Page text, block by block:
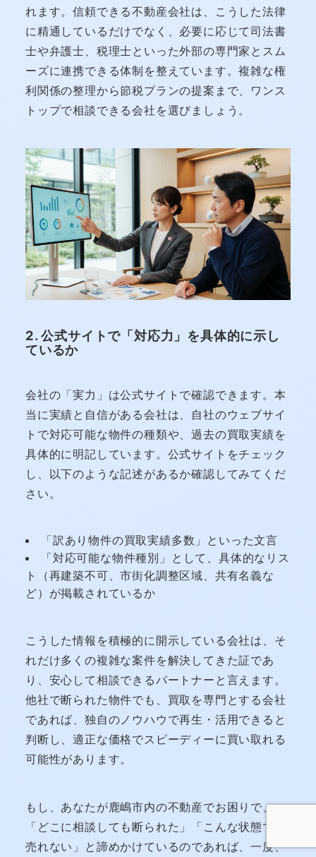
れます。信頼できる不動産会社は、こうした法律
に精通しているだけでなく、必要に応じて司法書
士や弁護士、税理士といった外部の専門家とスム
ーズに連携できる体制を整えています。複雑な権
利関係の整理から節税プランの提案まで、ワンス
トップで相談できる会社を選びましょう。
2. 公式サイトで「対応力」を具体的に示し
ているか
会社の「実力」は公式サイトで確認できます。本
当に実績と自信がある会社は、自社のウェブサイ
トで対応可能な物件の種類や、過去の買取実績を
具体的に明記しています。公式サイトをチェック
し、以下のような記述があるか確認してみてくだ
さい。
「訳あり物件の買取実績多数」といった文言
「対応可能な物件種別」として、具体的なリス
ト（再建築不可、市街化調整区域、共有名義な
ど）が掲載されているか
こうした情報を積極的に開示している会社は、そ
れだけ多くの複雑な案件を解決してきた証であ
り、安心して相談できるパートナーと言えます。
他社で断られた物件でも、買取を専門とする会社
であれば、独自のノウハウで再生・活用できると
判断し、適正な価格でスピーディーに買い取れる
可能性があります。
もし、あなたが鹿嶋市内の不動産でお困りで、
「どこに相談しても断られた」「こんな状態では
売れない」と諦めかけているのであれば、一度、